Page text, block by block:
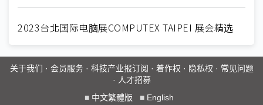
2023台北国际电脑展COMPUTEX TAIPEI 展会精选
关于我们 · 会员服务· 科技产业报订阅 · 着作权 · 隐私权 · 常见问题
· 人才招募
■ 中文繁體版 ■ English